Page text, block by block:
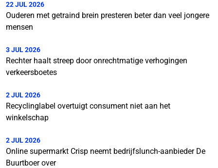
22 JUL 2026
Ouderen met getraind brein presteren beter dan veel jongere
mensen
3 JUL 2026
Rechter haalt streep door onrechtmatige verhogingen
verkeersboetes
2 JUL 2026
Recyclinglabel overtuigt consument niet aan het
winkelschap
2 JUL 2026
Online supermarkt Crisp neemt bedrijfslunch-aanbieder De
Buurtboer over